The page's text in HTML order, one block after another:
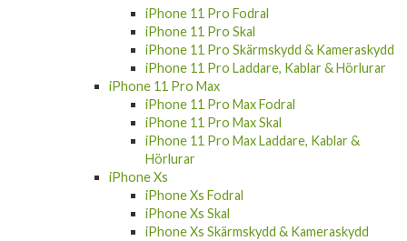
iPhone 11 Pro Fodral
iPhone 11 Pro Skal
iPhone 11 Pro Skärmskydd & Kameraskydd
iPhone 11 Pro Laddare, Kablar & Hörlurar
iPhone 11 Pro Max
iPhone 11 Pro Max Fodral
iPhone 11 Pro Max Skal
iPhone 11 Pro Max Laddare, Kablar &
Hörlurar
iPhone Xs
iPhone Xs Fodral
iPhone Xs Skal
iPhone Xs Skärmskydd & Kameraskydd